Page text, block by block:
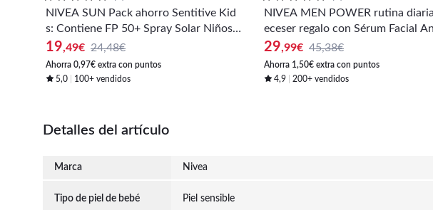
NIVEA SUN Pack ahorro Sentitive Kid
s: Contiene FP 50+ Spray Solar Niños
Sensitive + FP 50+ Roll on Niños Sensi
tive. Protección muy alta
19,49€ 24,48€
Ahorra 0,97€ extra con puntos
5,0
100+ vendidos
NIVEA MEN POWER rutina
eceser regalo con Sérum Facial
d y Crema hidratante FP30 -
antimanchas y antiedad
29,99€ 45,38€
Ahorra 1,50€ extra con puntos
4,9
200+ vendidos
Detalles del artículo
Marca Nivea
Tipo de piel de bebé Piel sensible